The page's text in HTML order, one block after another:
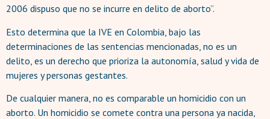
2006 dispuso que no se incurre en delito de aborto”.
Esto determina que la IVE en Colombia, bajo las
determinaciones de las sentencias mencionadas, no es un
delito, es un derecho que prioriza la autonomía, salud y vida de
mujeres y personas gestantes.
De cualquier manera, no es comparable un homicidio con un
aborto. Un homicidio se comete contra una persona ya nacida,